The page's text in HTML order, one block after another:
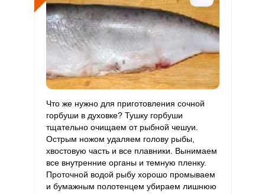
В6
Витамин
В9
152.9 мкг 400 мкг 6.4
Витамин
В12
41.5 мкг 3 мкг 78.4 230.6
Витамин
С
648.2 мкг 90 мкг 40.8 120
Витамин
D
109 мкг 61.8 181.7
Витамин
E
Что же нужно для приготовления сочной
горбуши в духовке? Тушку горбуши
тщательно очищаем от рыбной чешуи.
Острым ножом удаляем голову рыбы,
хвостовую часть и все плавники. Вынимаем
все внутренние органы и темную пленку.
Проточной водой рыбу хорошо промываем
и бумажным полотенцем убираем лишнюю